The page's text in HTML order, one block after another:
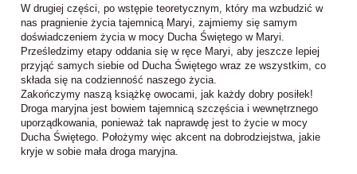
W drugiej części, po wstępie teoretycznym, który ma wzbudzić w
nas pragnienie życia tajemnicą Maryi, zajmiemy się samym
doświadczeniem życia w mocy Ducha Świętego w Maryi.
Prześledzimy etapy oddania się w ręce Maryi, aby jeszcze lepiej
przyjąć samych siebie od Ducha Świętego wraz ze wszystkim, co
składa się na codzienność naszego życia.
Zakończymy naszą książkę owocami, jak każdy dobry posiłek!
Droga maryjna jest bowiem tajemnicą szczęścia i wewnętrznego
uporządkowania, ponieważ tak naprawdę jest to życie w mocy
Ducha Świętego. Położymy więc akcent na dobrodziejstwa, jakie
kryje w sobie mała droga maryjna.